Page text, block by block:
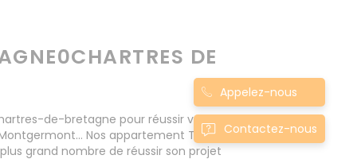
DE
de-bretagne pour réussir votre projet
Nos appartement T2 à
grand nombre de réussir son projet
Appelez-nous
Contactez-nous